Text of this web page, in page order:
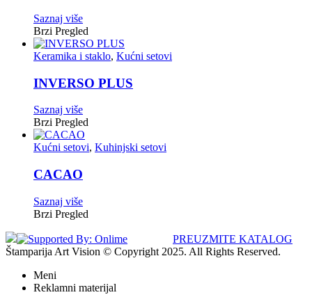
Saznaj više
Brzi Pregled
Keramika i staklo, Kućni setovi
INVERSO PLUS
Saznaj više
Brzi Pregled
Kućni setovi, Kuhinjski setovi
CACAO
Saznaj više
Brzi Pregled
PREUZMITE KATALOG
Štamparija Art Vision © Copyright 2025. All Rights Reserved.
Meni
Reklamni materijal